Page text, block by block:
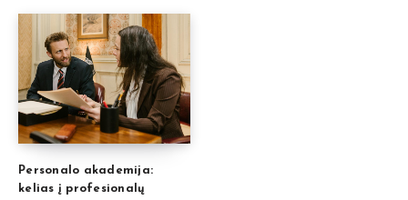
Personalo akademija:
kelias į profesionalų